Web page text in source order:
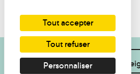
Je souhaite des
Tout accepter
Tout refuser
Personnaliser